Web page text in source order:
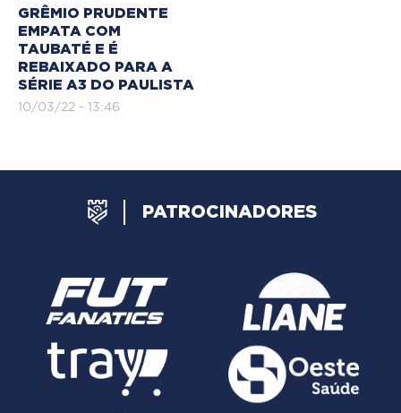
GRÊMIO PRUDENTE
EMPATA COM
TAUBATÉ E É
REBAIXADO PARA A
SÉRIE A3 DO PAULISTA
10/03/22 - 13:46
PATROCINADORES